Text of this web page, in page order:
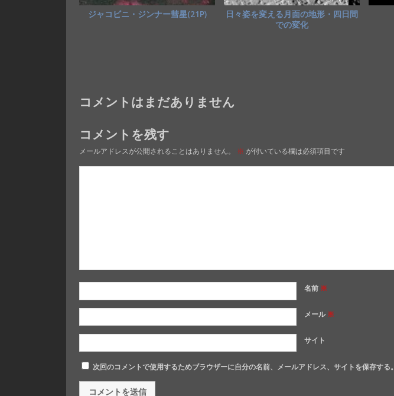
ジャコビニ・ジンナー彗星(21P)
日々姿を変える月面の地形・四日間
での変化
コメントはまだありません
コメントを残す
メールアドレスが公開されることはありません。 ※ が付いている欄は必須項目です
名前 ※
メール※
サイト
次回のコメントで使用するためブラウザーに自分の名前、メールアドレス、サイトを保存する。